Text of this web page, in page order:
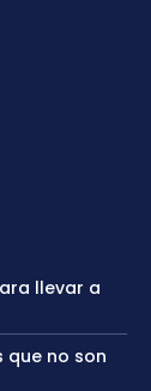
llevar a
que no son